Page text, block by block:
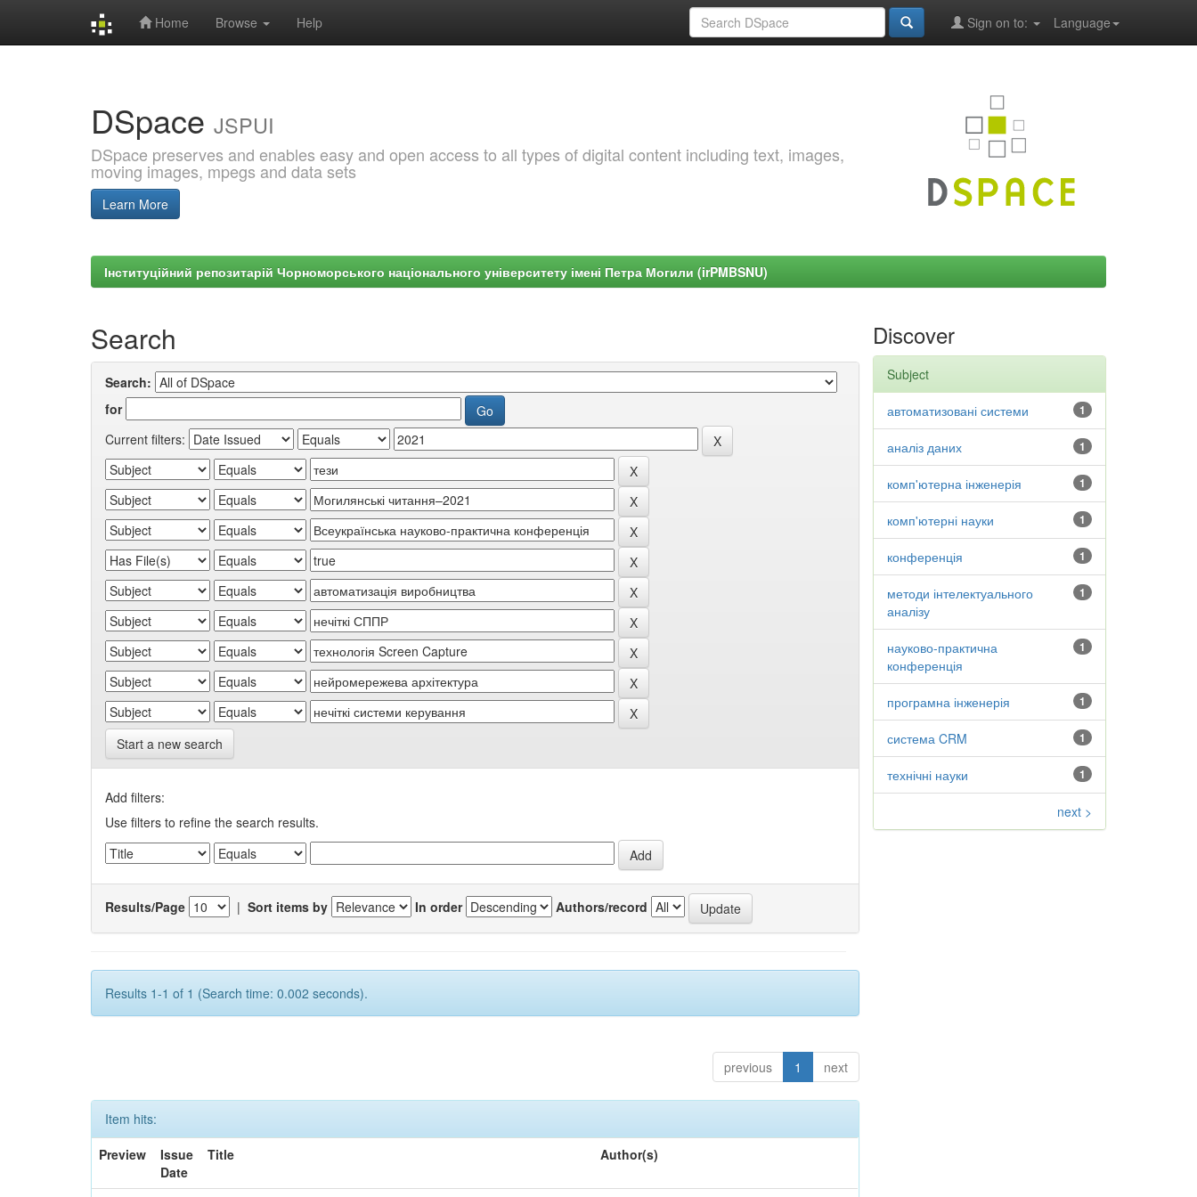
Home Browse Help Language
Sign on to:
DSpace JSPUI
DSpace preserves and enables easy and open access to all types of digital content including text, images,
moving images, mpegs and data sets
Learn More
Інституційний репозитарій Чорноморського національного університету імені Петра Могили (irPMBSNU)
Search
Search:
for
Current filters:
Start a new search
Add filters:
Use filters to refine the search results.
Results/Page | Sort items by In order Authors/record
Results 1-1 of 1 (Search time: 0.002 seconds).
previous 1 next
Item hits:
Preview
Issue
Date
Title Author(s)
Discover
Subject
1
автоматизовані системи
1
аналіз даних
1
комп'ютерна інженерія
1
комп'ютерні науки
1
конференція
1
методи інтелектуального
аналізу
1
науково-практична
конференція
1
програмна інженерія
1
система CRM
1
технічні науки
next >